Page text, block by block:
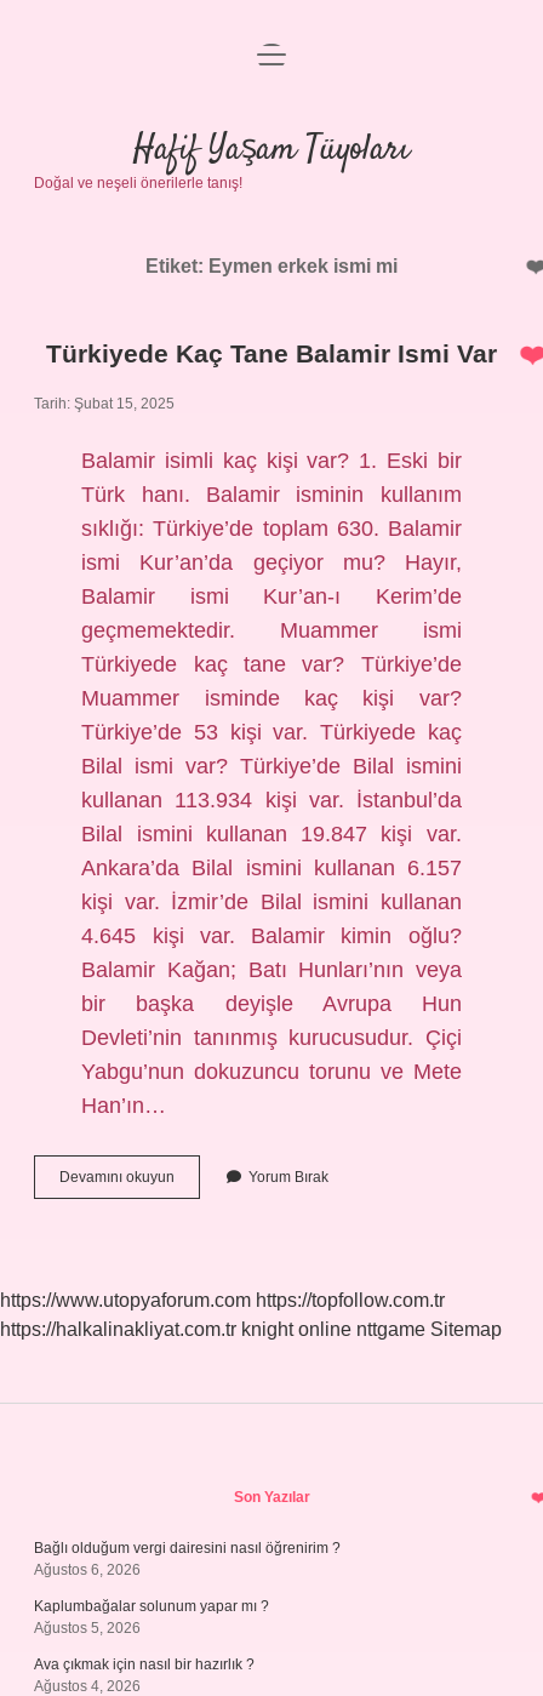
Anasayfa
Gizlilik Politikası
Yasal Uyarı
menüyü
Hafif Yaşam Tüyoları
Doğal ve neşeli önerilerle tanış!
Etiket: Eymen erkek ismi mi
Türkiyede Kaç Tane Balamir Ismi Var
Tarih: Şubat 15, 2025
Balamir isimli kaç kişi var? 1. Eski bir
Türk hanı. Balamir isminin kullanım
sıklığı: Türkiye’de toplam 630. Balamir
ismi Kur’an’da geçiyor mu? Hayır,
Balamir ismi Kur’an-ı Kerim’de
geçmemektedir. Muammer ismi
Türkiyede kaç tane var? Türkiye’de
Muammer isminde kaç kişi var?
Türkiye’de 53 kişi var. Türkiyede kaç
Bilal ismi var? Türkiye’de Bilal ismini
kullanan 113.934 kişi var. İstanbul’da
Bilal ismini kullanan 19.847 kişi var.
Ankara’da Bilal ismini kullanan 6.157
kişi var. İzmir’de Bilal ismini kullanan
4.645 kişi var. Balamir kimin oğlu?
Balamir Kağan; Batı Hunları’nın veya
bir başka deyişle Avrupa Hun
Devleti’nin tanınmış kurucusudur. Çiçi
Yabgu’nun dokuzuncu torunu ve Mete
Han’ın…
Devamını okuyun Türkiyede
Kaç
Yorum Bırak
https://www.utopyaforum.com https://topfollow.com.tr
https://halkalinakliyat.com.tr knight online nttgame Sitemap
Son Yazılar
Bağlı olduğum vergi dairesini nasıl öğrenirim ?
Ağustos 6, 2026
Kaplumbağalar solunum yapar mı ?
Ağustos 5, 2026
Ava çıkmak için nasıl bir hazırlık ?
Ağustos 4, 2026